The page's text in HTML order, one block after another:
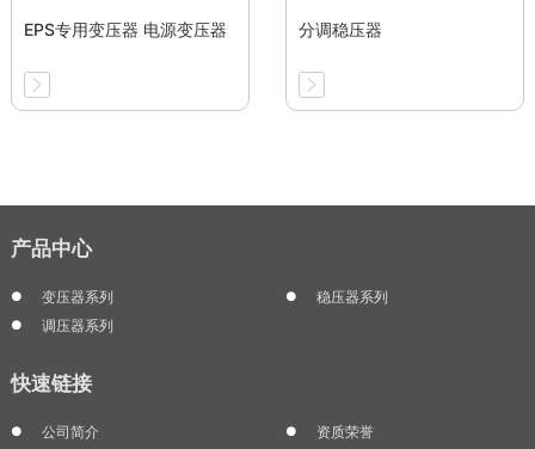
EPS专用变压器 电源变压器 分调稳压器
产品中心
变压器系列
稳压器系列
调压器系列
快速链接
公司简介
资质荣誉